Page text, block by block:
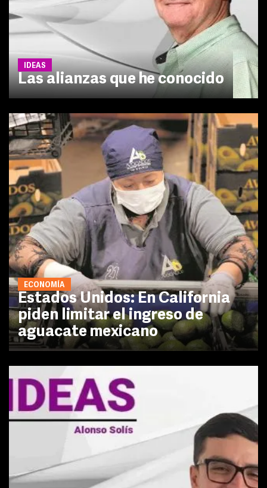
IDEAS
Las alianzas que he conocido
ECONOMÍA
Estados Unidos: En California
piden limitar el ingreso de
aguacate mexicano